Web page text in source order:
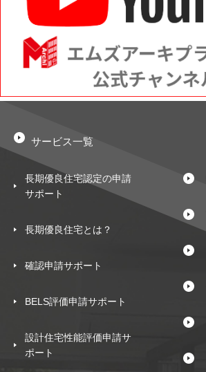
サービス一覧
長期優良住宅認定の申請
サポート
長期優良住宅とは？
確認申請サポート
BELS評価申請サポート
設計住宅性能評価申請サ
ポート